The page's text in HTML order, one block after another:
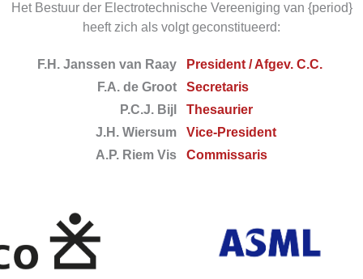
Het Bestuur der Electrotechnische Vereeniging van {period}
heeft zich als volgt geconstitueerd:
F.H. Janssen van Raay
President / Afgev. C.C.
F.A. de Groot
Secretaris
P.C.J. Bijl
Thesaurier
J.H. Wiersum
Vice-President
A.P. Riem Vis
Commissaris